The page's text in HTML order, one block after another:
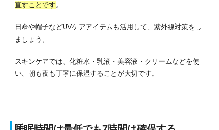
直すことです。
日傘や帽子などUVケアアイテムも活用して、紫外線対策をし
ましょう。
スキンケアでは、化粧水・乳液・美容液・クリームなどを使
い、朝も夜も丁寧に保湿することが大切です。